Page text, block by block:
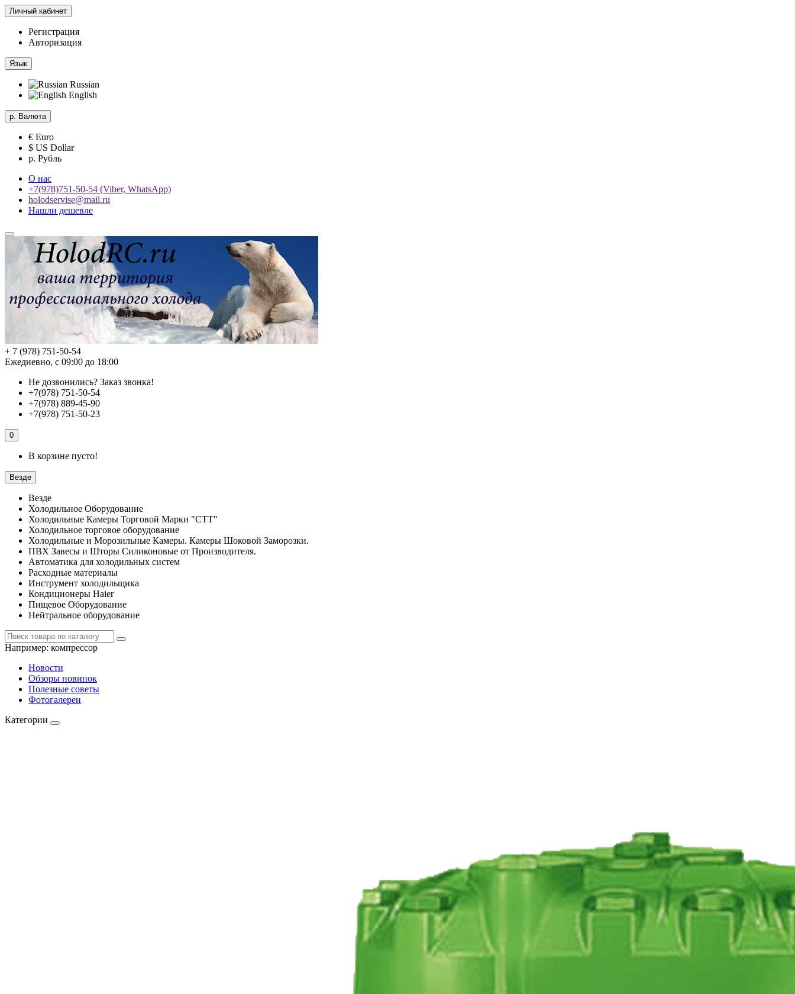
Личный кабинет
Регистрация
Авторизация
Язык
Russian
English
р. Валюта
€ Euro
$ US Dollar
р. Рубль
О нас
+7(978)751-50-54 (Viber, WhatsApp)
holodservise@mail.ru
Нашли дешевле
+ 7 (978) 751-50-54
Ежедневно, с 09:00 до 18:00
Не дозвонились? Заказ звонка!
+7(978) 751-50-54
+7(978) 889-45-90
+7(978) 751-50-23
0
В корзине пусто!
Везде
Везде
Холодильное Оборудование
Холодильные Камеры Торговой Марки "СТТ"
Холодильное торговое оборудование
Холодильные и Морозильные Камеры. Камеры Шоковой Заморозки.
ПВХ Завесы и Шторы Силиконовые от Производителя.
Автоматика для холодильных систем
Расходные материалы
Инструмент холодильщика
Кондиционеры Haier
Пищевое Оборудование
Нейтральное оборудование
Например: компрессор
Новости
Обзоры новинок
Полезные советы
Фотогалереи
Категории